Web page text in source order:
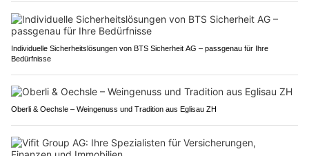
Individuelle Sicherheitslösungen von BTS Sicherheit AG – passgenau für Ihre
Bedürfnisse
Oberli & Oechsle – Weingenuss und Tradition aus Eglisau ZH